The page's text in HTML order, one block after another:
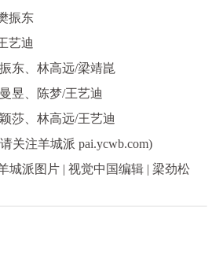
振东
艺迪
东、林高远/梁靖崑
昱、陈梦/王艺迪
莎、林高远/王艺迪
关注羊城派 pai.ycwb.com)
城派图片 | 视觉中国编辑 | 梁劲松